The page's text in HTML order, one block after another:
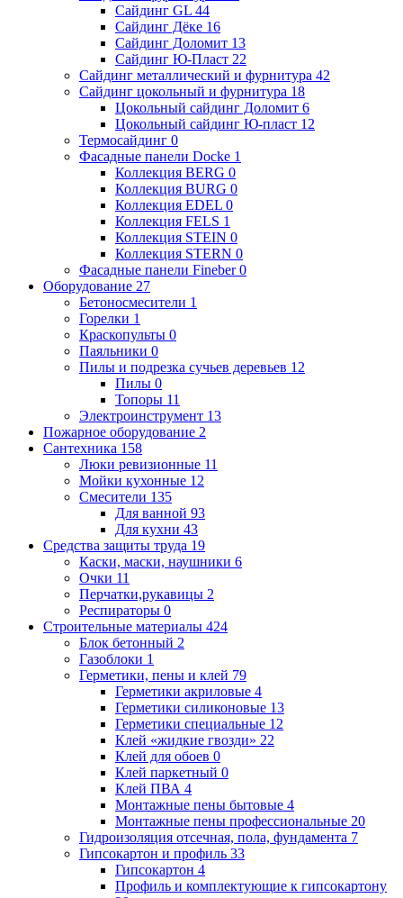
Сайдинг GL 44
Сайдинг Дёке 16
Сайдинг Доломит 13
Сайдинг Ю-Пласт 22
Сайдинг металлический и фурнитура 42
Сайдинг цокольный и фурнитура 18
Цокольный сайдинг Доломит 6
Цокольный сайдинг Ю-пласт 12
Термосайдинг 0
Фасадные панели Docke 1
Коллекция BERG 0
Коллекция BURG 0
Коллекция EDEL 0
Коллекция FELS 1
Коллекция STEIN 0
Коллекция STERN 0
Фасадные панели Fineber0
Оборудование 27
Бетоносмесители 1
Горелки 1
Краскопульты 0
Паяльники 0
Пилы и подрезка сучьев деревьев 12
Пилы 0
Топоры 11
Электроинструмент 13
Пожарное оборудование 2
Сантехника 158
Люки ревизионные 11
Мойки кухонные 12
Смесители 135
Для ванной 93
Для кухни 43
Средства защиты труда 19
Каски, маски, наушники 6
Очки 11
Перчатки,рукавицы 2
Респираторы 0
Строительные материалы 424
Блок бетонный 2
Газоблоки 1
Герметики, пены и клей 79
Герметики акриловые 4
Герметики силиконовые 13
Герметики специальные 12
Клей «жидкие гвозди» 22
Клей для обоев 0
Клей паркетный 0
Клей ПВА 4
Монтажные пены бытовые 4
Монтажные пены профессиональные 20
Гидроизоляция отсечная, пола, фундамента 7
Гипсокартон и профиль 33
Гипсокартон 4
Профиль и комплектующие к гипсокартону